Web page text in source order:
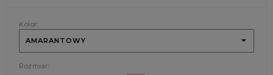
Kolor:
AMARANTOWY
Rozmiar: